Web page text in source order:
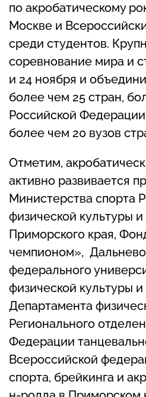
по акробатическому
Москве и
среди студентов.
соревнование мира и
и 24 ноября и
более чем 25 стран,
Российской
более чем 20 вузов
Отметим,
активно развивается
Министерства спорта
физической культуры и
Приморского края,
чемпионом»,
федерального
физической культуры
Департамента
Регионального
Федерации
Всероссийской
спорта, брейкинга и